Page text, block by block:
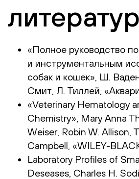
«Полное руководство
и инструментальным
собак и кошек», Ш.
Смит, Л. Тиллей,
«Veterinary Hematology
Chemistry», Mary Anna
Weiser, Robin W. Allison,
Campbell, «WILEY-
Laboratory Profiles of
Deseases, Charles H.